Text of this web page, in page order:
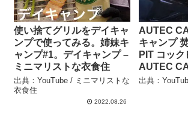
使い捨てグリルをデイキャ
ンプで使ってみる。姉妹キ
ャンプ#1。デイキャンプ –
ミニマリストな衣食住
出典：YouTube / ミニマリストな
衣食住
2022.08.26
AUTEC
キャンプ
PIT コッ
AUTEC
出典：